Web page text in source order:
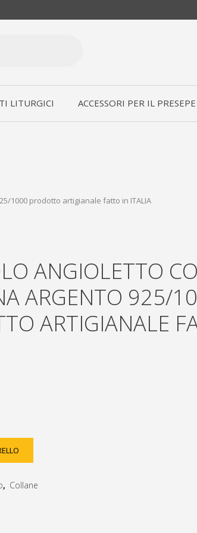
LITURGICI ACCESSORI PER IL PRESEPE
1000 prodotto artigianale fatto in ITALIA
ANGIOLETTO
ARGENTO 925/
ARTIGIANALE
, Collane